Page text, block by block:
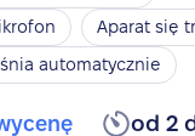
Aparat się
automatycznie
od 2